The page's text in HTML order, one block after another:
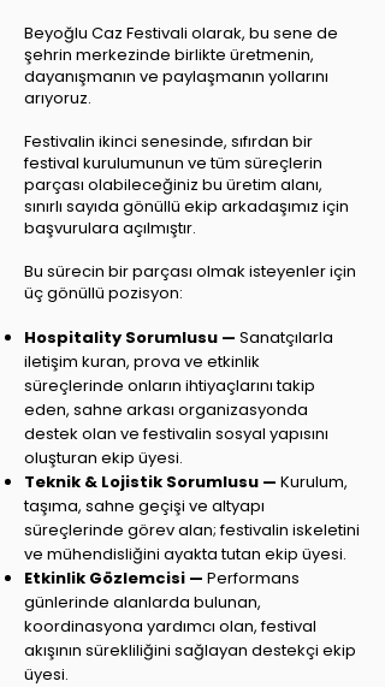
Beyoğlu Caz Festivali olarak, bu sene de
şehrin merkezinde birlikte üretmenin,
dayanışmanın ve paylaşmanın yollarını
arıyoruz.
Festivalin ikinci senesinde, sıfırdan bir
festival kurulumunun ve tüm süreçlerin
parçası olabileceğiniz bu üretim alanı,
sınırlı sayıda gönüllü ekip arkadaşımız için
başvurulara açılmıştır.
Bu sürecin bir parçası olmak isteyenler için
üç gönüllü pozisyon:
Hospitality Sorumlusu — Sanatçılarla
iletişim kuran, prova ve etkinlik
süreçlerinde onların ihtiyaçlarını takip
eden, sahne arkası organizasyonda
destek olan ve festivalin sosyal yapısını
oluşturan ekip üyesi.
Teknik & Lojistik Sorumlusu — Kurulum,
taşıma, sahne geçişi ve altyapı
süreçlerinde görev alan; festivalin iskeletini
ve mühendisliğini ayakta tutan ekip üyesi.
Etkinlik Gözlemcisi — Performans
günlerinde alanlarda bulunan,
koordinasyona yardımcı olan, festival
akışının sürekliliğini sağlayan destekçi ekip
üyesi.